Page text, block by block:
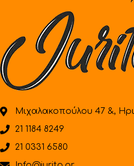
Μιχαλακοπούλου 47 &,
21 1184 8249
21 0331 6580